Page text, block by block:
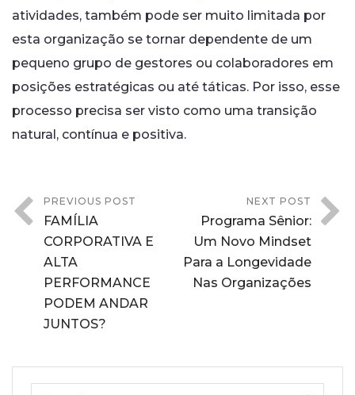
atividades, também pode ser muito limitada por
esta organização se tornar dependente de um
pequeno grupo de gestores ou colaboradores em
posições estratégicas ou até táticas. Por isso, esse
processo precisa ser visto como uma transição
natural, contínua e positiva.
PREVIOUS POST
FAMÍLIA
CORPORATIVA E
ALTA
PERFORMANCE
PODEM ANDAR
JUNTOS?
NEXT POST
Programa Sênior:
Um Novo Mindset
Para a Longevidade
Nas Organizações